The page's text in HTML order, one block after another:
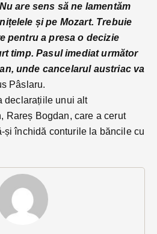
Nu are sens să ne lamentăm
și pe Mozart. Trebuie
pentru a presa o decizie
timp. Pasul imediat următor
unde cancelarul austriac va
Pâslaru.
declarațiile unui alt
Rareș Bogdan, care a cerut
și închidă conturile la băncile cu